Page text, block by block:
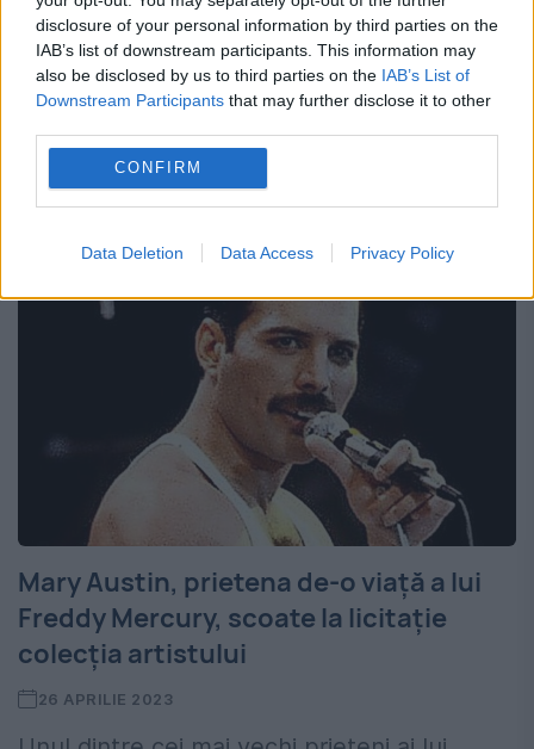
disclosure of your personal information by third parties on the
IAB’s list of downstream participants. This information may
also be disclosed by us to third parties on the IAB’s List of
Downstream Participants that may further disclose it to other
CONFIRM
Data Deletion Data Access Privacy Policy
Brian May, chitaristul formației Queen a
avut un rol important într-o misiune spațiala
condusă de NASA. În timpul unei
amenințării iminente ale unui asteroid,
artistul rock a creat imagini 3D...
Mary Austin, prietena de-o viață a lui
Freddy Mercury, scoate la licitație
colecția artistului
26 APRILIE 2023